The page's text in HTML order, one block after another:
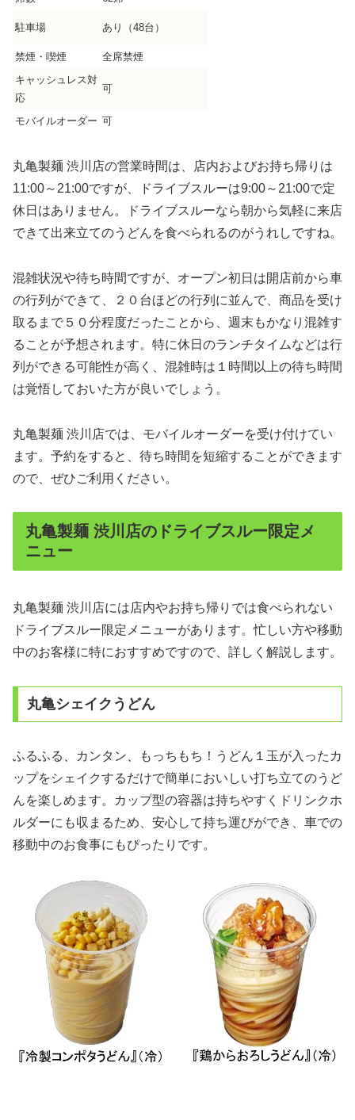
駐車場 あり（48台）
禁煙・喫煙
全席禁煙
キャッシュレス対
応
可
モバイルオーダー 可
丸亀製麺 渋川店の営業時間は、店内およびお持ち帰りは
11:00～21:00ですが、ドライブスルーは9:00～21:00で定
休日はありません。ドライブスルーなら朝から気軽に来店
できて出来立てのうどんを食べられるのがうれしですね。
混雑状況や待ち時間ですが、オープン初日は開店前から車
の行列ができて、２０台ほどの行列に並んで、商品を受け
取るまで５０分程度だったことから、週末もかなり混雑す
ることが予想されます。特に休日のランチタイムなどは行
列ができる可能性が高く、混雑時は１時間以上の待ち時間
は覚悟しておいた方が良いでしょう。
丸亀製麺 渋川店では、モバイルオーダーを受け付けてい
ます。予約をすると、待ち時間を短縮することができます
ので、ぜひご利用ください。
丸亀製麺 渋川店のドライブスルー限定メ
ニュー
丸亀製麺 渋川店には店内やお持ち帰りでは食べられない
ドライブスルー限定メニューがあります。忙しい方や移動
中のお客様に特におすすめですので、詳しく解説します。
丸亀シェイクうどん
ふるふる、カンタン、もっちもち！うどん１玉が入ったカ
ップをシェイクするだけで簡単においしい打ち立てのうど
んを楽しめます。カップ型の容器は持ちやすくドリンクホ
ルダーにも収まるため、安心して持ち運びができ、車での
移動中のお食事にもぴったりです。